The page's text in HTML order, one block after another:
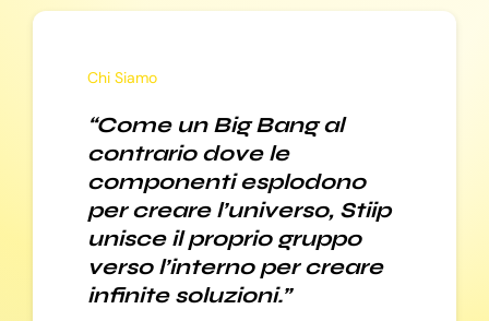
Chi Siamo
“Come un Big Bang al
contrario dove le
componenti esplodono
per creare l’universo, Stiip
unisce il proprio gruppo
verso l’interno per creare
infinite soluzioni.”